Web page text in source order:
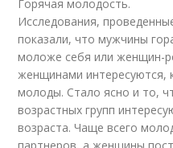
Горячая молодость.
Исследования,
показали, что мужчины
моложе себя или женщин-
женщинами интересуются,
молоды. Стало ясно и то,
возрастных групп
возраста. Чаще всего